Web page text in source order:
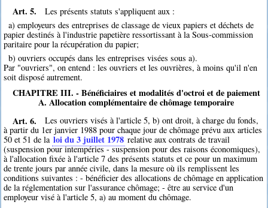
Art. 5.
Les présents statuts s'appliquent aux :
a) employeurs des entreprises de classage de vieux papiers et déchets de
papier destinés à l'industrie papetière ressortissant à la Sous-commission
paritaire pour la récupération du papier;
b) ouvriers occupés dans les entreprises visées sous a).
Par "ouvriers", on entend : les ouvriers et les ouvrières, à moins qu'il n'en
soit disposé autrement.
CHAPITRE III. - Bénéficiaires et modalités d'octroi et de paiement
A. Allocation complémentaire de chômage temporaire
Art. 6.
Les ouvriers visés à l'article 5, b) ont droit, à charge du fonds,
à partir du 1er janvier 1988 pour chaque jour de chômage prévu aux articles
50 et 51 de la loi du 3 juillet 1978 relative aux contrats de travail
(suspension pour intempéries - suspension pour des raisons économiques),
à l'allocation fixée à l'article 7 des présents statuts et ce pour un maximum
de trente jours par année civile, dans la mesure où ils remplissent les
conditions suivantes : - bénéficier des allocations de chômage en application
de la réglementation sur l'assurance chômage; - être au service d'un
employeur visé à l'article 5, a) au moment du chômage.